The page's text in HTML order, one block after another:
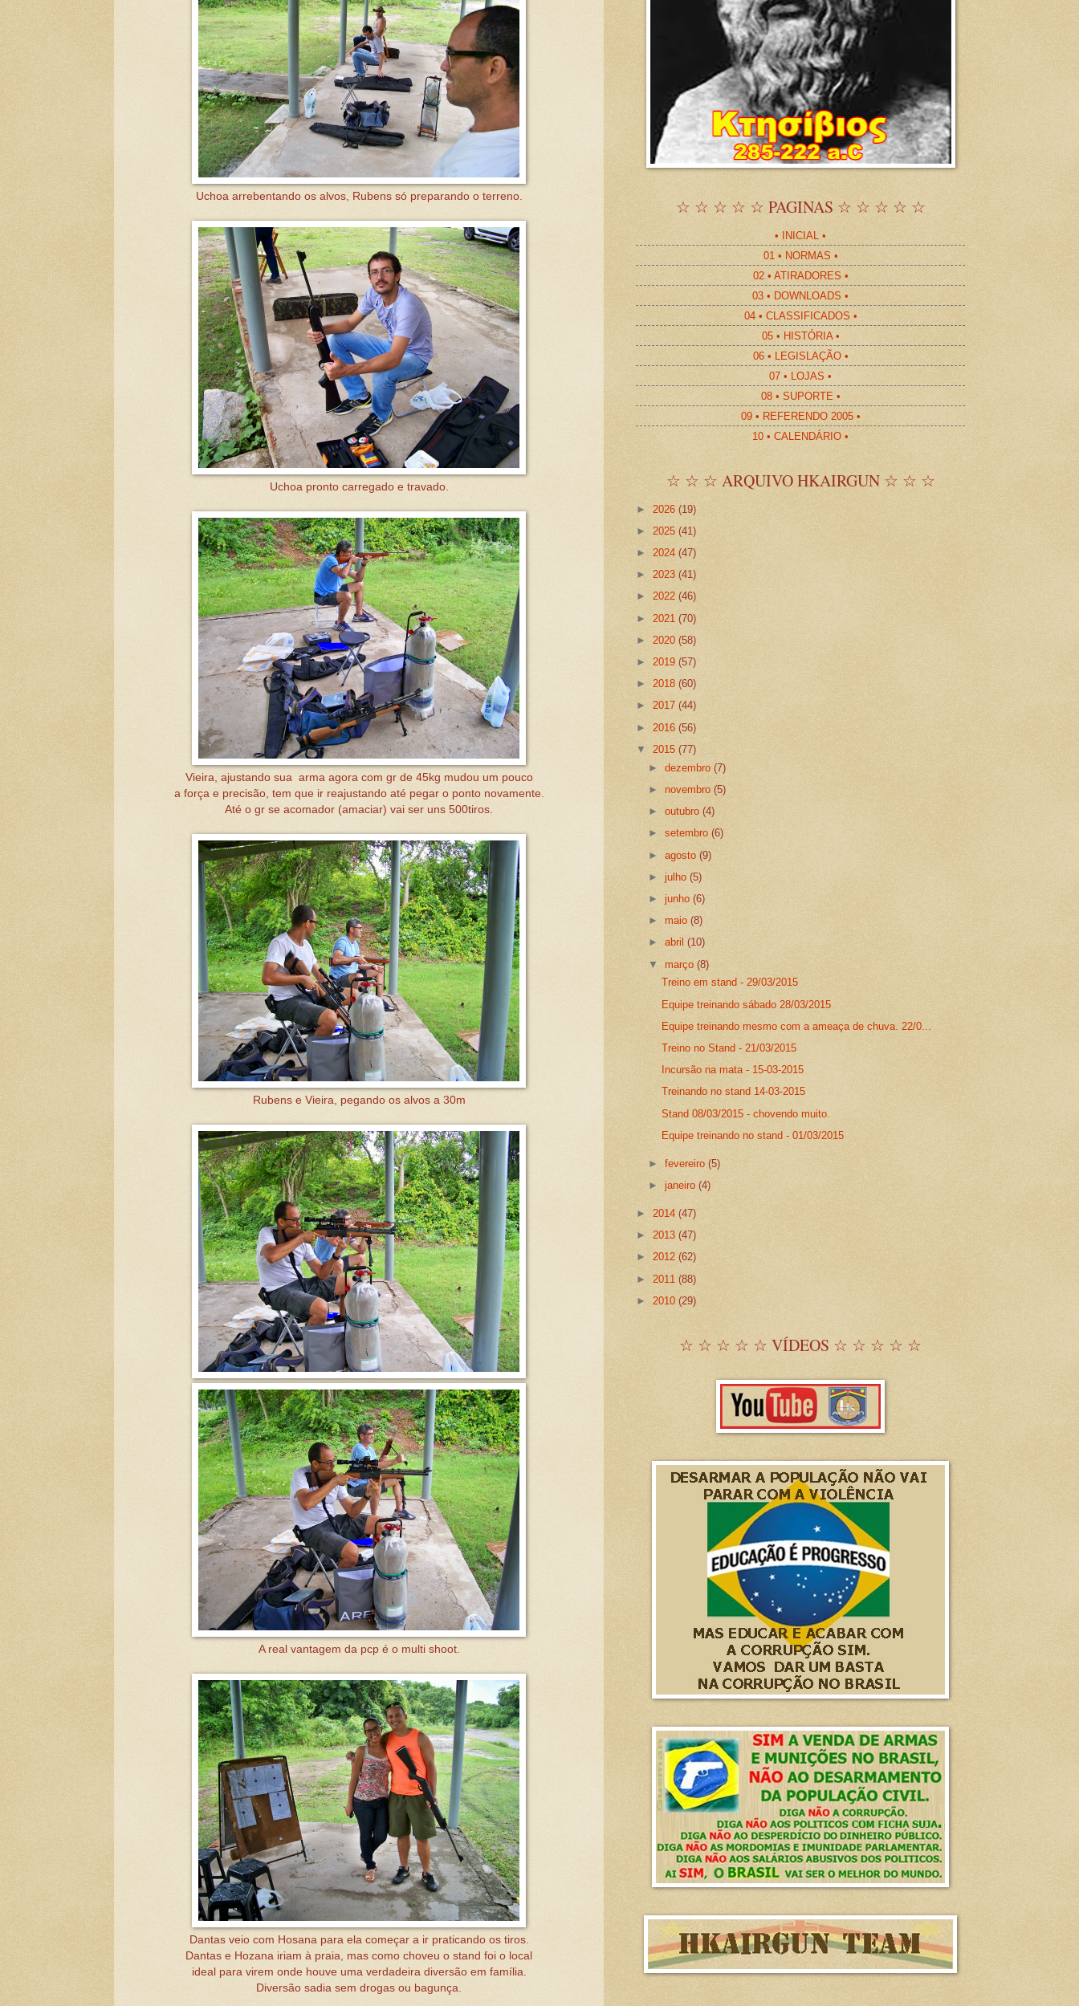
Uchoa arrebentando os alvos, Rubens só preparando o terreno.
Uchoa pronto carregado e travado.
Vieira, ajustando sua arma agora com gr de 45kg mudou um pouco
a força e precisão, tem que ir reajustando até pegar o ponto novamente.
Até o gr se acomador (amaciar) vai ser uns 500tiros.
Rubens e Vieira, pegando os alvos a 30m
A real vantagem da pcp é o multi shoot.
Dantas veio com Hosana para ela começar a ir praticando os tiros.
Dantas e Hozana iriam à praia, mas como choveu o stand foi o local
ideal para virem onde houve uma verdadeira diversão em família.
Diversão sadia sem drogas ou bagunça.
☆ ☆ ☆ ☆ ☆ PAGINAS ☆ ☆ ☆ ☆ ☆
• INICIAL •
01 • NORMAS •
02 • ATIRADORES •
03 • DOWNLOADS •
04 • CLASSIFICADOS •
05 • HISTÓRIA •
06 • LEGISLAÇÃO •
07 • LOJAS •
08 • SUPORTE •
09 • REFERENDO 2005 •
10 • CALENDÁRIO •
☆ ☆ ☆ ARQUIVO HKAIRGUN ☆ ☆ ☆
► 2026 (19)
► 2025 (41)
► 2024 (47)
► 2023 (41)
► 2022 (46)
► 2021 (70)
► 2020 (58)
► 2019 (57)
► 2018 (60)
► 2017 (44)
► 2016 (56)
▼ 2015 (77)
►dezembro(7)
►novembro(5)
►outubro(4)
►setembro(6)
►agosto(9)
►julho (5)
►junho(6)
►maio(8)
►abril(10)
▼março(8)
Treino em stand - 29/03/2015
Equipe treinando sábado 28/03/2015
Equipe treinando mesmo com a ameaça de chuva. 22/0...
Treino no Stand - 21/03/2015
Incursão na mata - 15-03-2015
Treinando no stand 14-03-2015
Stand 08/03/2015 - chovendo muito.
Equipe treinando no stand - 01/03/2015
►fevereiro(5)
►janeiro(4)
► 2014 (47)
► 2013 (47)
► 2012 (62)
► 2011 (88)
► 2010 (29)
☆ ☆ ☆ ☆ ☆ VÍDEOS ☆ ☆ ☆ ☆ ☆